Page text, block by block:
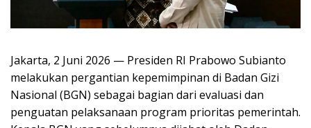
Jakarta, 2 Juni 2026 — Presiden RI Prabowo Subianto
melakukan pergantian kepemimpinan di Badan Gizi
Nasional (BGN) sebagai bagian dari evaluasi dan
penguatan pelaksanaan program prioritas pemerintah.